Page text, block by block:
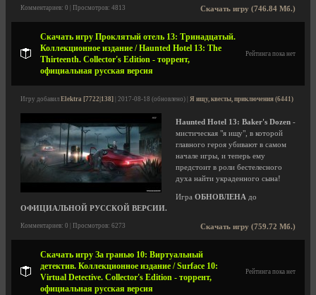
Скачать игру (746.84 Мб.)
Комментариев: 0 | Просмотров: 4813
Скачать игру Проклятый отель 13: Тринадцатый.
Коллекционное издание / Haunted Hotel 13: The
Thirteenth. Collector's Edition - торрент,
официальная русская версия
Рейтинга пока нет
Игру добавил Elektra [7722|138] | 2017-08-18 (обновлено) | Я ищу, квесты, приключения (6441)
Haunted Hotel 13: Baker's Dozen -
мистическая "я ищу", в которой
главного героя убивают в самом
начале игры, и теперь ему
предстоит в роли бестелесного
духа найти украденного сына!
Игра ОБНОВЛЕНА до
ОФИЦИАЛЬНОЙ РУССКОЙ ВЕРСИИ.
Скачать игру (759.72 Мб.)
Комментариев: 0 | Просмотров: 6273
Скачать игру За гранью 10: Виртуальный
детектив. Коллекционное издание / Surface 10:
Virtual Detective. Collector's Edition - торрент,
официальная русская версия
Рейтинга пока нет